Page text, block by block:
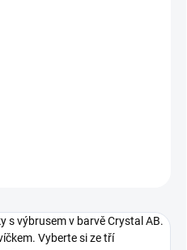
s výbrusem v barvě Crystal AB.
Vyberte si ze tří